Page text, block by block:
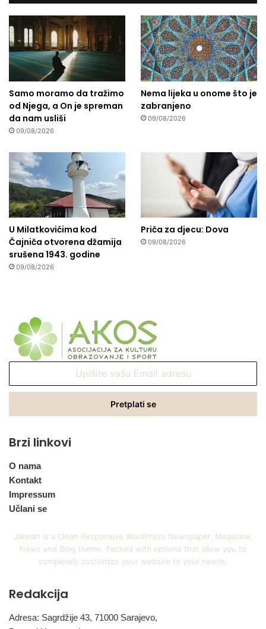
Samo moramo da tražimo
od Njega, a On je spreman
da nam usliši
09/08/2026
Nema lijeka u onome što je
zabranjeno
09/08/2026
U Milatkovićima kod
Čajniča otvorena džamija
srušena 1943. godine
09/08/2026
Priča za djecu: Dova
09/08/2026
Email
Brzi linkovi
O nama
Kontakt
Impressum
Učlani se
Jannah is a Clean Responsive WordPress Newspaper, Magazine,
News and Blog theme. Packed with options that allow you to
completely customize your website to your needs.
Redakcija
Adresa: Sagrdžije 43, 71000 Sarajevo,